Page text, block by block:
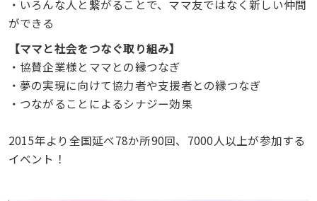
・いろんな人と繋がることで、ママ友ではなく新しい仲間
ができる
【ママと社会をつなぐ取り組み】
・協賛企業様とママとの縁つなぎ
・夢の実現に向けて協力者や支援者との縁つなぎ
・つながることによるシナジー効果
2015年より全国延べ78か所90回、7000人以上が参加する
イベント！